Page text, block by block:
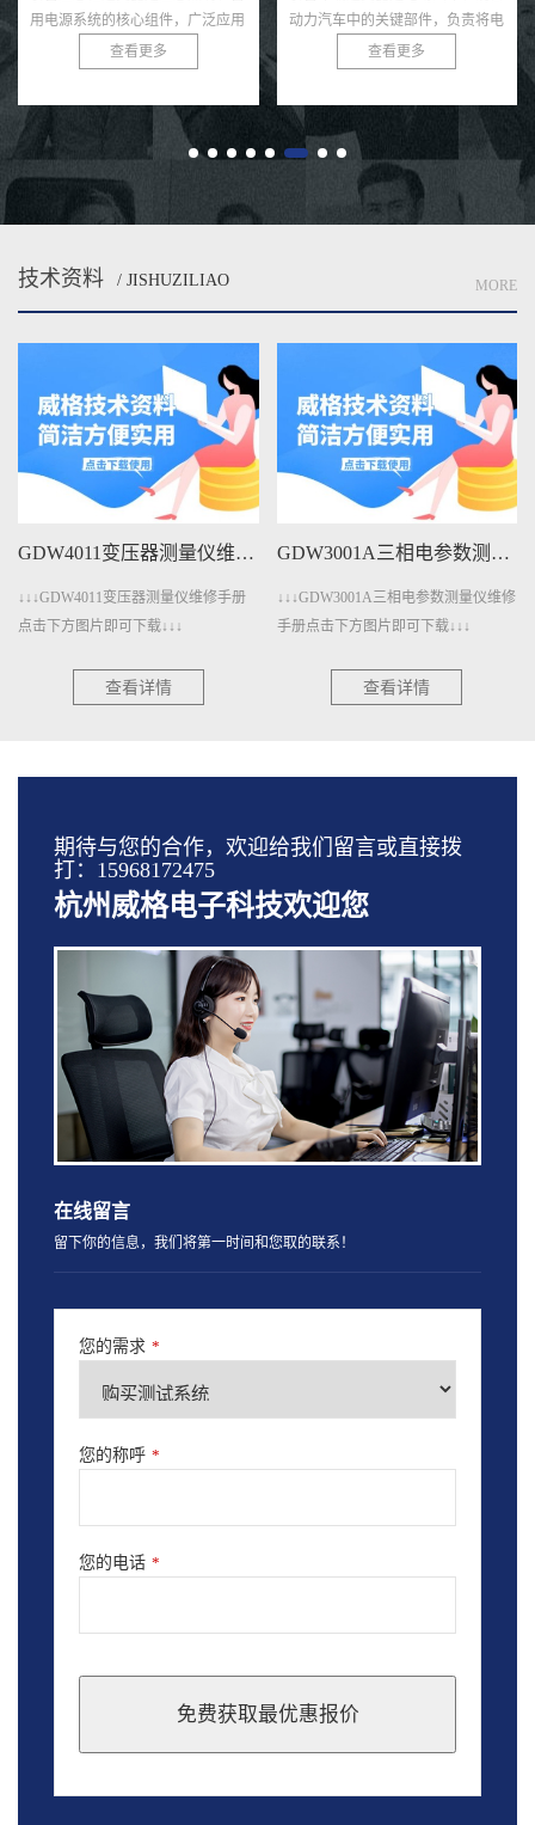
动力汽车中的关键部件，负责将电
池的直流电转换为交流电，为电机
驱动和其他用电设备提供动力。主
查看更多
心设备，广泛应用于光伏发电、风
力发电、储能系统和电动汽车等领
域，其效率直接影响能源利用率和
速...
查看更多
技术资料 / JISHUZILIAO MORE
GDW3001A三相电参数测量仪维修手册下载
↓↓↓GDW3001A三相电参数测量仪维修
手册点击下方图片即可下载↓↓↓
查看详情
GDW3001三相电参数测量仪维修手册下载
↓↓↓GDW3001三相电参数测量仪维修
手册点击下方图片即可下载↓↓↓
查看详情
期待与您的合作，欢迎给我们留言或直接拨
打：15968172475
杭州威格电子科技欢迎您
在线留言
留下你的信息，我们将第一时间和您取的联系！
您的需求 *
您的称呼 *
您的电话 *
免费获取最优惠报价